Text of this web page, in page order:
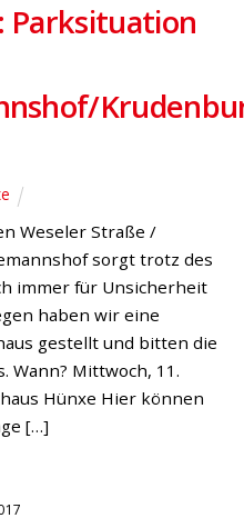
Parksituation
Weseler Straße /
sorgt trotz des
immer für Unsicherheit
haben wir eine
gestellt und bitten die
Wann? Mittwoch, 11.
Hünxe Hier können
[…]